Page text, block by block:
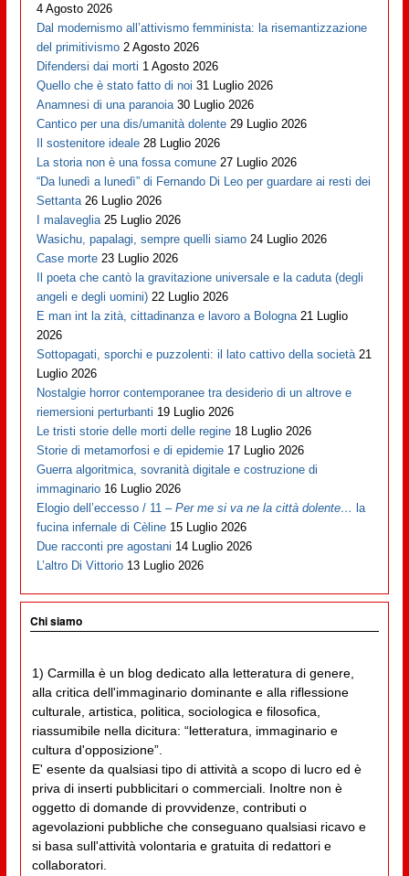
4 Agosto 2026
Dal modernismo all’attivismo femminista: la risemantizzazione
del primitivismo 2 Agosto 2026
Difendersi dai morti 1 Agosto 2026
Quello che è stato fatto di noi 31 Luglio 2026
Anamnesi di una paranoia 30 Luglio 2026
Cantico per una dis/umanità dolente 29 Luglio 2026
Il sostenitore ideale 28 Luglio 2026
La storia non è una fossa comune 27 Luglio 2026
“Da lunedì a lunedì” di Fernando Di Leo per guardare ai resti dei
Settanta 26 Luglio 2026
I malaveglia 25 Luglio 2026
Wasichu, papalagi, sempre quelli siamo 24 Luglio 2026
Case morte 23 Luglio 2026
Il poeta che cantò la gravitazione universale e la caduta (degli
angeli e degli uomini) 22 Luglio 2026
E man int la zità, cittadinanza e lavoro a Bologna 21 Luglio
2026
Sottopagati, sporchi e puzzolenti: il lato cattivo della società 21
Luglio 2026
Nostalgie horror contemporanee tra desiderio di un altrove e
riemersioni perturbanti 19 Luglio 2026
Le tristi storie delle morti delle regine 18 Luglio 2026
Storie di metamorfosi e di epidemie 17 Luglio 2026
Guerra algoritmica, sovranità digitale e costruzione di
immaginario 16 Luglio 2026
Elogio dell’eccesso / 11 –Per me si va ne la città dolente… la
fucina infernale di Cèline 15 Luglio 2026
Due racconti pre agostani 14 Luglio 2026
L’altro Di Vittorio 13 Luglio 2026
Chi siamo
1) Carmilla è un blog dedicato alla letteratura di genere,
alla critica dell'immaginario dominante e alla riflessione
culturale, artistica, politica, sociologica e filosofica,
riassumibile nella dicitura: “letteratura, immaginario e
cultura d'opposizione”.
E' esente da qualsiasi tipo di attività a scopo di lucro ed è
priva di inserti pubblicitari o commerciali. Inoltre non è
oggetto di domande di provvidenze, contributi o
agevolazioni pubbliche che conseguano qualsiasi ricavo e
si basa sull'attività volontaria e gratuita di redattori e
collaboratori.